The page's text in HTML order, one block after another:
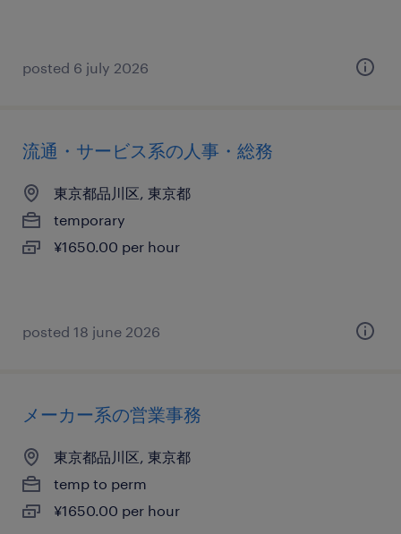
posted 6 july 2026
流通・サービス系の人事・総務
東京都品川区, 東京都
temporary
¥1650.00 per hour
posted 18 june 2026
メーカー系の営業事務
東京都品川区, 東京都
temp to perm
¥1650.00 per hour